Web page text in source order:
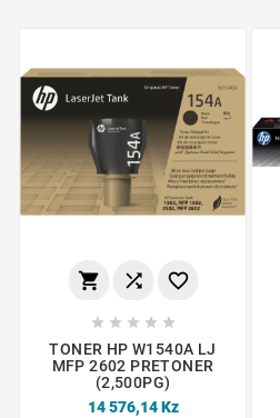
  
    
TONER HP W1540A LJ
MFP 2602 PRETONER
(2,500PG)
14 576,14 Kz